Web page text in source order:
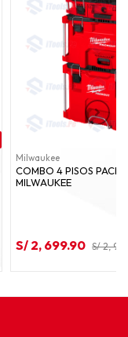
Milwaukee
COMBO 4 PISOS
MILWAUKEE
S/ 2, 699.90 S/ 2,